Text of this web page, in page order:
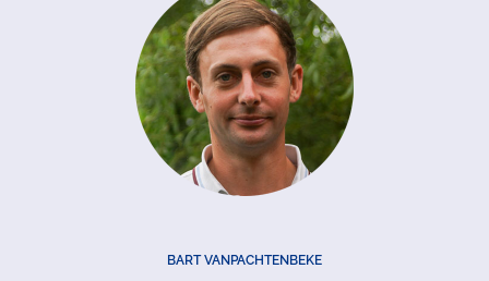
BART VANPACHTENBEKE